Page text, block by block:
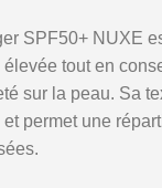
SPF50+ NUXE
tout en
sur la peau. Sa
permet une